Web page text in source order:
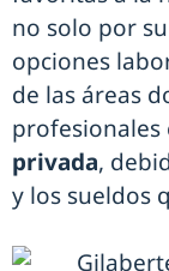
no solo por
opciones
de las áreas
profesionales
privada,
y los sueldos